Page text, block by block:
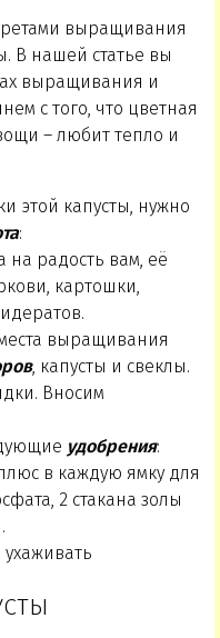
выращивания
В нашей статье вы
выращивания и
с того, что цветная
– любит тепло и
этой капусты, нужно
:
на радость вам, её
картошки,
выращивания
, капусты и свеклы.
Вносим
удобрения:
в каждую ямку для
2 стакана золы